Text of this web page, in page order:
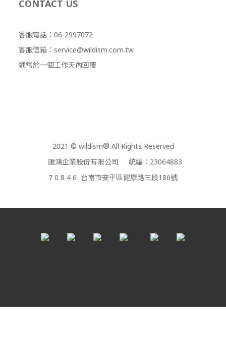
CONTACT US
客服電話：06-2997072
客服信箱：service@wildism.com.tw
通常於一個工作天內回覆
2021 © wildism® All Rights Reserved
匯鴻企業股份有限公司 統編：23064883
7 0 8 4 6 台南市安平區健康路三段186號